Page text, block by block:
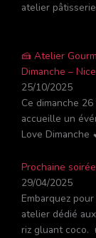
atelier
🍰 Atelier
Dimanche –
25/10/2025
Ce dimanche
accueille un
Love Dimanche
Prochaine
29/04/2025
Embarquez
atelier dédié
riz gluant coco.